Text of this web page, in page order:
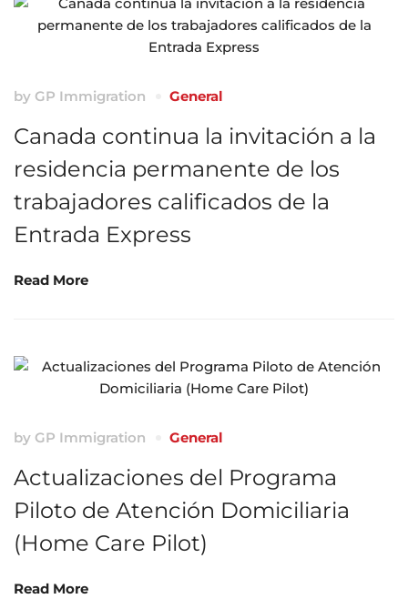
by GP Immigration General
Canada continua la invitación a la
residencia permanente de los
trabajadores calificados de la
Entrada Express
Read More
by GP Immigration General
Actualizaciones del Programa
Piloto de Atención Domiciliaria
(Home Care Pilot)
Read More